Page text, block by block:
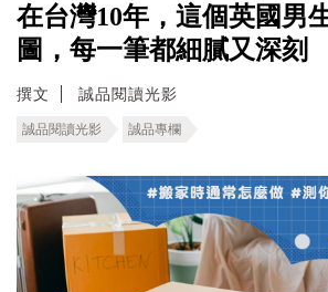
在台灣10年，這個英國男
圖，每一筆都細膩又深刻
撰文 誠品閱讀光影
誠品閱讀光影 誠品專欄